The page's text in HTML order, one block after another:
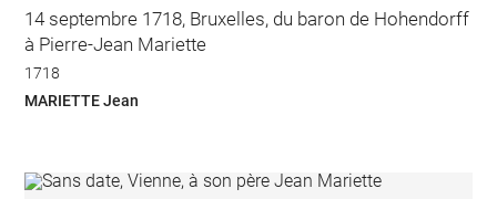
14 septembre 1718, Bruxelles, du baron de Hohendorff
à Pierre-Jean Mariette
1718
MARIETTE Jean